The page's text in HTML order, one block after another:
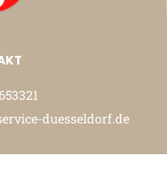
duesseldorf.de